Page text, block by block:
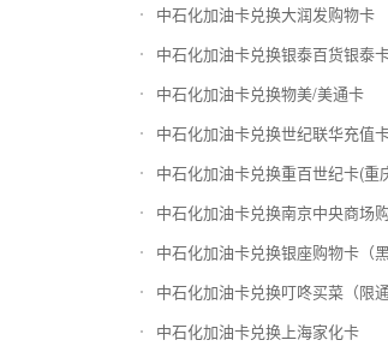
中石化加油卡兑换大润发购物卡
中石化加油卡兑换银泰百货银泰
中石化加油卡兑换物美/美通卡
中石化加油卡兑换上海家化卡